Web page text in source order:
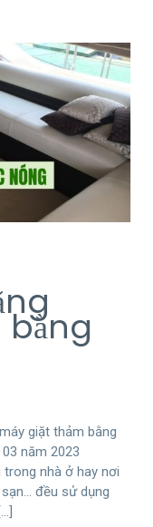
giặt thảm bằng
năm 2023
trong nhà ở hay nơi
đều sử dụng